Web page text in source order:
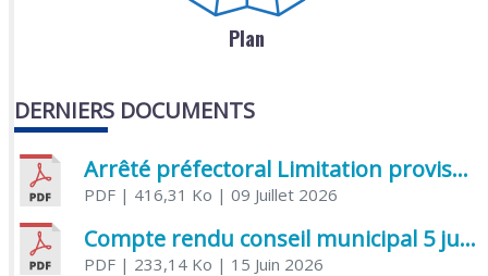
Plan
DERNIERS DOCUMENTS
Arrêté préfectoral Limitation provisoire des usages de l’eau
PDF| 416,31 Ko | 09 Juillet 2026
Compte rendu conseil municipal 5 juin 2026 sénatoriale
PDF| 233,14 Ko | 15 Juin 2026